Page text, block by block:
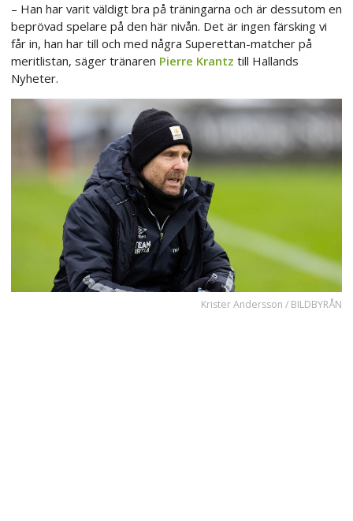
– Han har varit väldigt bra på träningarna och är dessutom en
beprövad spelare på den här nivån. Det är ingen färsking vi
får in, han har till och med några Superettan-matcher på
meritlistan, säger tränaren Pierre Krantz till Hallands
Nyheter.
Krister Andersson / BILDBYRÅN